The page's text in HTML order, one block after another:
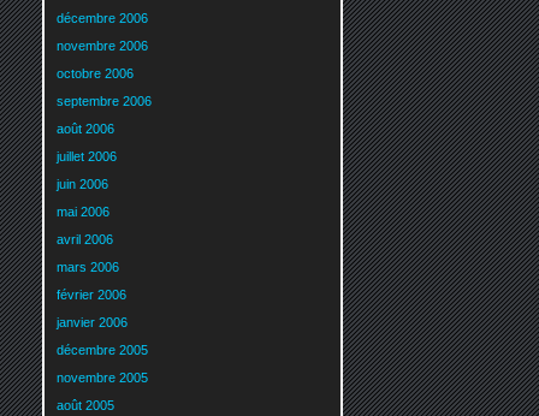
décembre 2006
novembre 2006
octobre 2006
septembre 2006
août 2006
juillet 2006
juin 2006
mai 2006
avril 2006
mars 2006
février 2006
janvier 2006
décembre 2005
novembre 2005
août 2005